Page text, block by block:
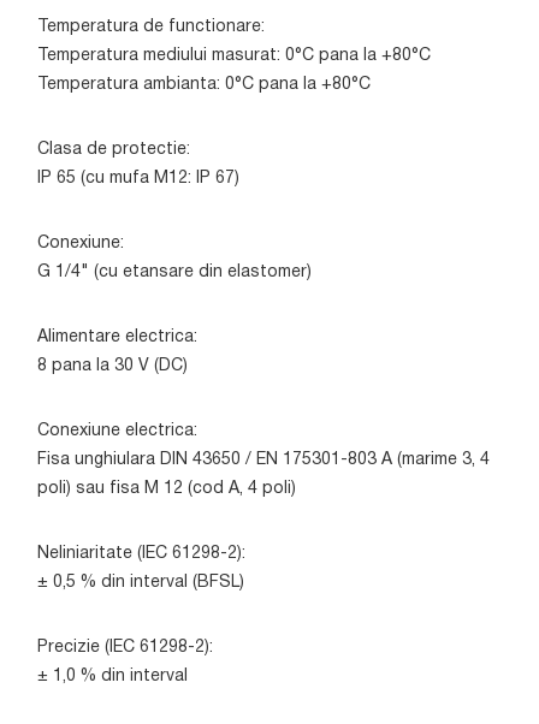
Temperatura de functionare:
Temperatura mediului masurat: 0°C pana la +80°C
Temperatura ambianta: 0°C pana la +80°C
Clasa de protectie:
IP 65 (cu mufa M12: IP 67)
Conexiune:
G 1/4" (cu etansare din elastomer)
Alimentare electrica:
8 pana la 30 V (DC)
Conexiune electrica:
Fisa unghiulara DIN 43650 / EN 175301-803 A (marime 3, 4
poli) sau fisa M 12 (cod A, 4 poli)
Neliniaritate (IEC 61298-2):
± 0,5 % din interval (BFSL)
Precizie (IEC 61298-2):
± 1,0 % din interval